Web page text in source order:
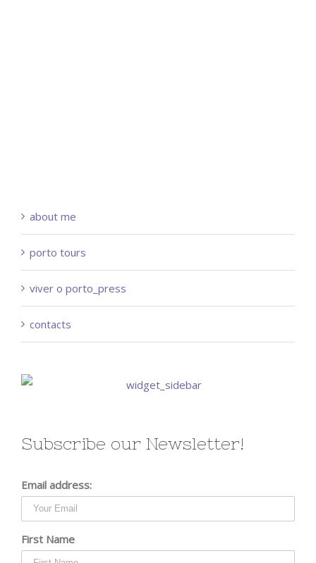
about me
porto tours
viver o porto_press
contacts
Subscribe our Newsletter!
Email address:
First Name